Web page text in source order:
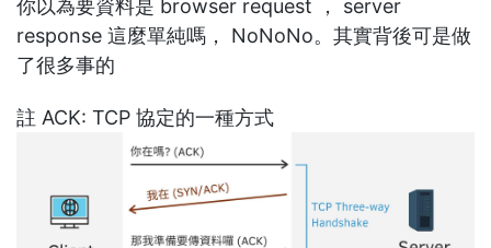
你以為要資料是 browser request ， server
response 這麼單純嗎， NoNoNo。其實背後可是做
了很多事的
註 ACK: TCP 協定的一種方式